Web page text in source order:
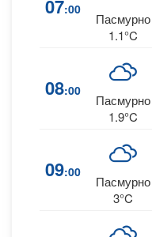
07:00
Пасмурно
1.1°C
08:00
Пасмурно
1.9°C
09:00
Пасмурно
3°C